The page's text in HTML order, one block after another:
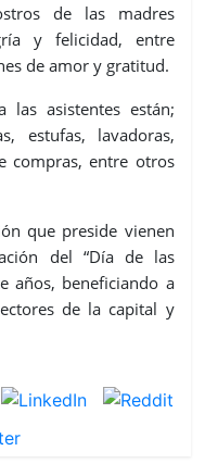
de las madres
y felicidad, entre
de amor y gratitud.
las asistentes están;
estufas, lavadoras,
compras, entre otros
que preside vienen
del “Día de las
años, beneficiando a
de la capital y